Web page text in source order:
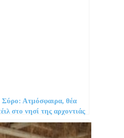
Ατμόσφαιρα, θέα
στο νησί της αρχοντιάς